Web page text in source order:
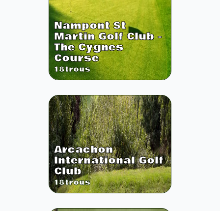
Nampont St
Martin Golf Club -
The Cygnes
Course
18trous
Arcachon
International Golf
Club
18trous